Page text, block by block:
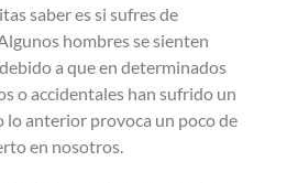
saber es si sufres de
Algunos hombres se sienten
a que en determinados
o accidentales han sufrido un
lo anterior provoca un poco de
en nosotros.